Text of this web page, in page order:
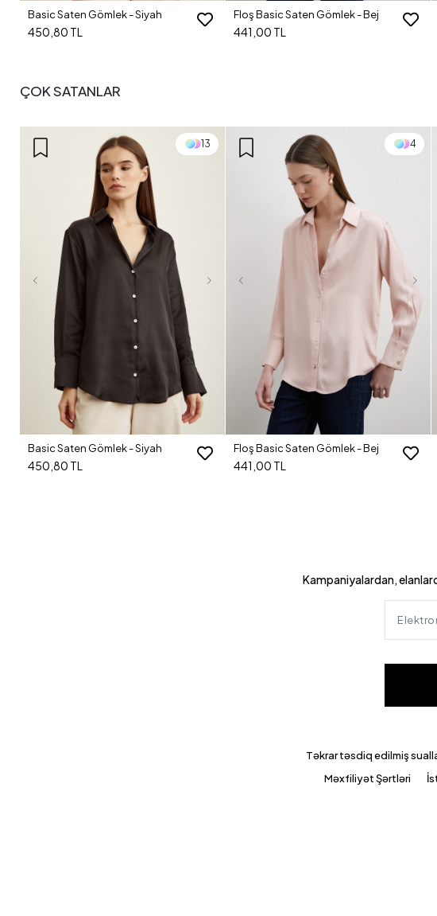
Basic Saten Gömlek - Siyah
450,80 TL
Floş Basic Saten Gömlek - Bej
441,00 TL
ÇOK SATANLAR
13
Basic Saten Gömlek - Siyah
450,80 TL
4
Floş Basic Saten Gömlek - Bej
441,00 TL
Kampaniyalardan,
Təkrar təsdiq edilmiş
Məxfiliyət Şərtləri